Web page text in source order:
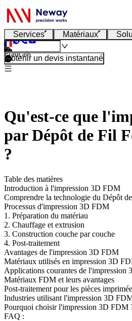
Services Matériaux
Français
Obtenir un devis instantané
Qu'est-ce que
par Dépôt de Fil
?
Table des matières
Introduction à l'impression 3D FDM
Comprendre la technologie du Dépôt
Processus d'impression 3D FDM
1. Préparation du matériau
2. Chauffage et extrusion
3. Construction couche par couche
4. Post-traitement
Avantages de l'impression 3D FDM
Matériaux utilisés en impression 3D
Applications courantes de l'impression
Matériaux FDM et leurs avantages
Post-traitement pour les pièces
Industries utilisant l'impression 3D
Pourquoi choisir l'impression 3D FDM
FAQ :